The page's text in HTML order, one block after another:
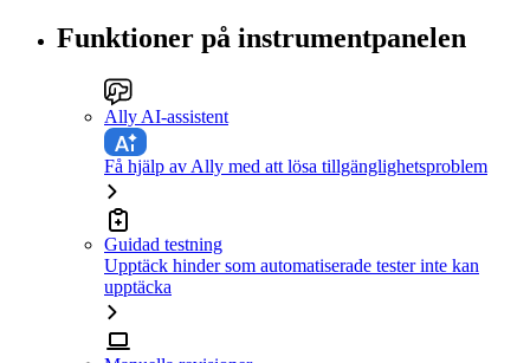
Funktioner på instrumentpanelen
Ally AI-assistent
Få hjälp av Ally med att lösa tillgänglighetsproblem
Guidad testning
Upptäck hinder som automatiserade tester inte kan
upptäcka